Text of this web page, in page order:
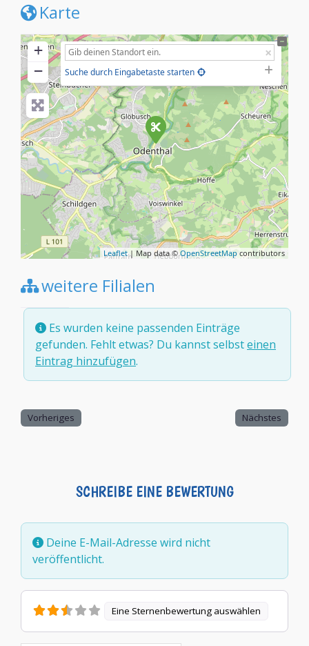
Karte
+
−
Suche durch Eingabetaste starten
Leaflet| Map data ©OpenStreetMap contributors
weitere Filialen
Es wurden keine passenden Einträge
gefunden. Fehlt etwas? Du kannst selbsteinen
Eintrag hinzufügen.
Vorheriges Nächstes
SCHREIBE EINE BEWERTUNG
Deine E-Mail-Adresse wird nicht
veröffentlicht.
Eine Sternenbewertung auswählen